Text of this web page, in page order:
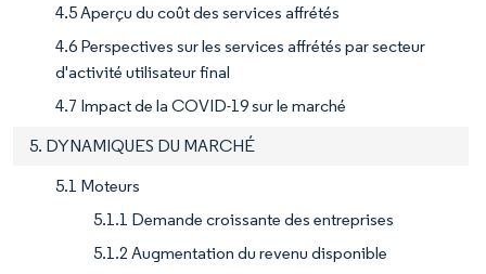
4.5 Aperçu du coût des services affrétés
4.6 Perspectives sur les services affrétés par secteur
d'activité utilisateur final
4.7 Impact de la COVID-19 sur le marché
5. DYNAMIQUES DU MARCHÉ
5.1 Moteurs
5.1.1 Demande croissante des entreprises
5.1.2 Augmentation du revenu disponible